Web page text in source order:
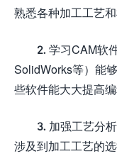
熟悉各种加工工艺和
2. 学习CAM软
SolidWorks等）能
些软件能大大提高编
3. 加强工艺分
涉及到加工工艺的